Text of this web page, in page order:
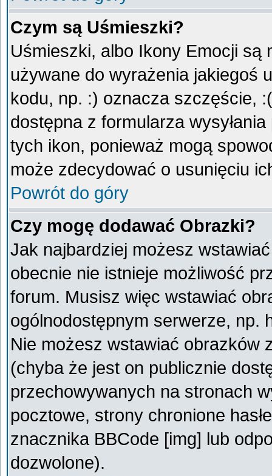
Czym są Uśmieszki?
Uśmieszki, albo Ikony Emocji są
używane do wyrażenia jakiegoś
kodu, np. :) oznacza szczęście,
dostępna z formularza
tych ikon, ponieważ mogą
może zdecydować o usunięciu
Powrót do góry
Czy mogę dodawać Obrazki?
Jak najbardziej możesz
obecnie nie istnieje możliwość
forum. Musisz więc wstawiać
ogólnodostępnym serwerze, np.
Nie możesz wstawiać obrazków
(chyba że jest on publicznie
przechowywanych na stronach
pocztowe, strony chronione
znacznika BBCode [img] lub
dozwolone).